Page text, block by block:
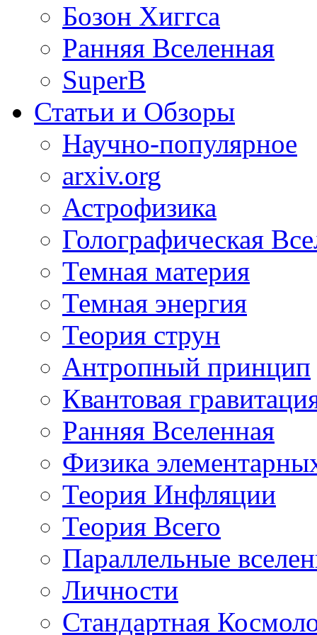
Бозон Хиггса
Ранняя Вселенная
SuperB
Статьи и Обзоры
Научно-популярное
arxiv.org
Астрофизика
Голографическая
Темная материя
Темная энергия
Теория струн
Антропный принцип
Квантовая
Ранняя Вселенная
Физика
Теория Инфляции
Теория Всего
Параллельные
Личности
Стандартная